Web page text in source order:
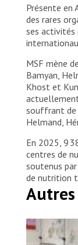
Présente en
des rares
ses activités
MSF mène
Bamyan,
Khost et
souffrant de
Helmand,
En 2025, 9
centres de
soutenus
de nutrition